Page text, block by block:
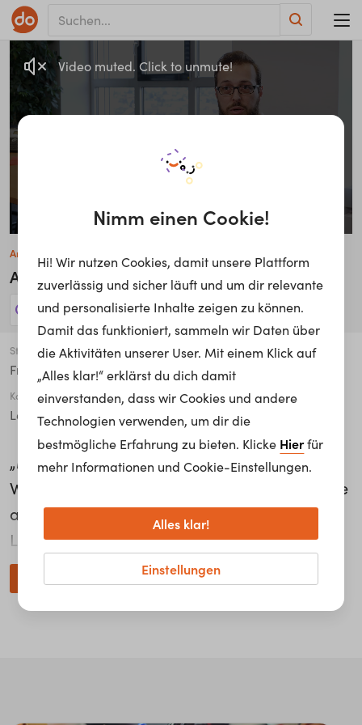
Video muted. Click to unmute!
Andy Scherzinger
Abteilungsleiter Telecommunications
11 Jobs anzeigen!
Stadt
Frankfurt
Karriere Level
Leitende*r Angestellte*r
„Menschen haben immer Erwartungen und
Wünsche, das heißt, ich muss den ein oder die
andere auch mal enttäuschen, was die
Lieblingsaufgabe angeht oder das
Wunschprojekt.“ Andy Scherzinger ist
Abteilungsleiter Telecommunications bei der
msg systems ag. Als Ansprechpartner für das
wollte ist, Menschen zu begleiten, zu
Nimm einen Cookie!
Hi! Wir nutzen Cookies, damit unsere Plattform
zuverlässig und sicher läuft und um dir relevante
und personalisierte Inhalte zeigen zu können.
Damit das funktioniert, sammeln wir Daten über
die Aktivitäten unserer User. Mit einem Klick auf
„Alles klar!“ erklärst du dich damit
einverstanden, dass wir Cookies und andere
Technologien verwenden, um dir die
bestmögliche Erfahrung zu bieten. Klicke Hierfür
mehr Informationen und Cookie-Einstellungen.
Einstellungen
Alles klar!